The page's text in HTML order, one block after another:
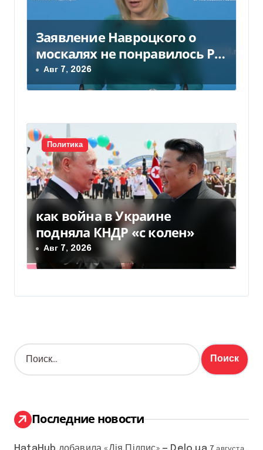
Заявление Навроцкого о
москалях не понравилось РФ
— видео
Авг 7, 2026
Политика
как война в Украине
подняла КНДР «с колен»
Авг 7, 2026
Н
а
:
Последние новости